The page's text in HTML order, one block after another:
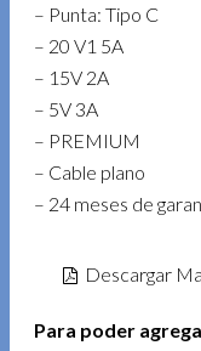
– Punta: Tipo C
– 20 V1 5A
– 15V 2A
– 5V 3A
– PREMIUM
– Cable plano
– 24 meses de
Descargar
Para poder